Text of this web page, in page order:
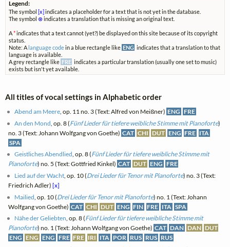
Legend:
The symbol[x]indicates a placeholder for a text that is not yet in the database.
The symbol ⊗indicates a translation that is missing an original text.
A*indicates that a text cannot (yet?) be displayed on this site because of its copyright
status.
Note: A language codein a blue rectangle like ENG indicates that a translation to that
language is available.
A grey rectangle like FRE indicates a particular translation (usually one set to music)
exists but isn't yet available.
All titles of vocal settings in Alphabetic order
Abend am Meere , op. 11 no. 3 (Text: Alfred von Meißner) ENG FRE
An den Mond , op. 8 (Fünf Lieder für tiefere weibliche Stimme mit Pianoforte)
no. 3 (Text: Johann Wolfgang von Goethe) CAT CHI DUT ENG FRE ITA
SPA
Geistliches Abendlied, op. 8 (Fünf Lieder für tiefere weibliche Stimme mit
Pianoforte) no. 5 (Text: Gottfried Kinkel) CAT DUT ENG FRE
Lied auf der Wacht , op. 10 (Drei Lieder für Tenor mit Pianoforte) no. 3 (Text:
Friedrich Adler)[x]
Mailied , op. 10 (Drei Lieder für Tenor mit Pianoforte) no. 1 (Text: Johann
Wolfgang von Goethe) CAT CHI DUT ENG FIN FRE ITA SPA
Nähe der Geliebten, op. 8 (Fünf Lieder für tiefere weibliche Stimme mit
Pianoforte) no. 1 (Text: Johann Wolfgang von Goethe) CAT DAN DAN DUT
ENG ENG ENG FRE FRE IRI ITA POR RUS RUS RUS